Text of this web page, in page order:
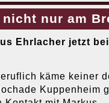
nur am
Ehrlacher jetzt
käme keiner
Kuppenheim